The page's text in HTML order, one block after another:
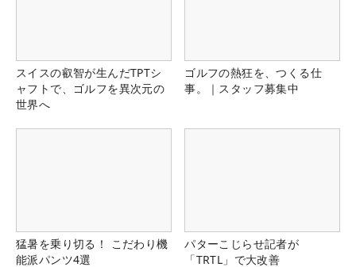
スイスの叡智が生んだTPTシ
ャフトで、ゴルフを異次元の
世界へ
ゴルフの熱狂を、つくる仕
事。｜スタッフ募集中
猛暑を乗り切る！ こだわり機
能派パンツ4選
パターこじらせ記者が
「TRTL」で大改善